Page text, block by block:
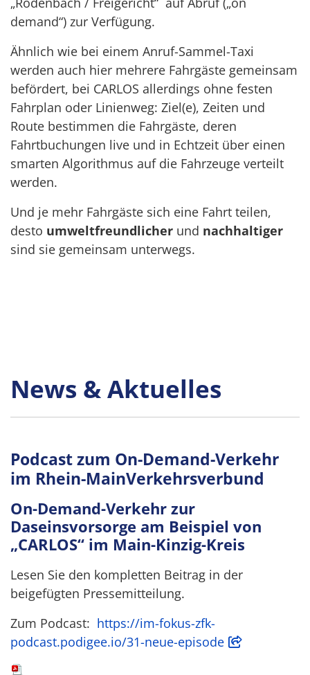
demand“) zur Verfügung.
Ähnlich wie bei einem Anruf-Sammel-Taxi
werden auch hier mehrere Fahrgäste gemeinsam
befördert, bei CARLOS allerdings ohne festen
Fahrplan oder Linienweg: Ziel(e), Zeiten und
Route bestimmen die Fahrgäste, deren
Fahrtbuchungen live und in Echtzeit über einen
smarten Algorithmus auf die Fahrzeuge verteilt
werden.
Und je mehr Fahrgäste sich eine Fahrt teilen,
desto umweltfreundlicher und nachhaltiger
sind sie gemeinsam unterwegs.
News & Aktuelles
Podcast zum On-Demand-Verkehr
im Rhein-MainVerkehrsverbund
On-Demand-Verkehr zur
Daseinsvorsorge am Beispiel von
„CARLOS“ im Main-Kinzig-Kreis
Lesen Sie den kompletten Beitrag in der
beigefügten Pressemitteilung.
Zum Podcast: https://im-fokus-zfk-
podcast.podigee.io/31-neue-episode